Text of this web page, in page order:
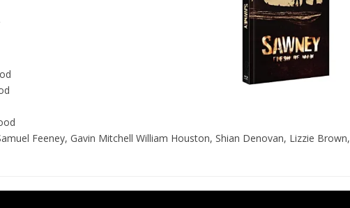
Feeney, Gavin Mitchell William Houston, Shian Denovan, Lizzie Brown,